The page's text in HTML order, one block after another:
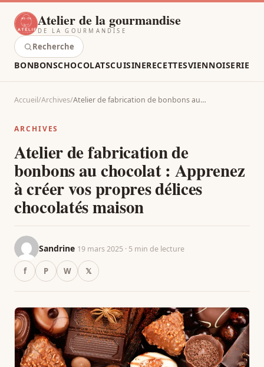
Atelier de la gourmandise
DE LA GOURMANDISE
BONBONSCHOCOLATSCUISINERECETTESVIENNOISERIE
Recherche
Accueil/Archives/Atelier de fabrication de bonbons au…
ARCHIVES
Atelier de fabrication de
bonbons au chocolat : Apprenez
à créer vos propres délices
chocolatés maison
Sandrine 19 mars 2025 · 5 min de lecture
f P W 𝕏